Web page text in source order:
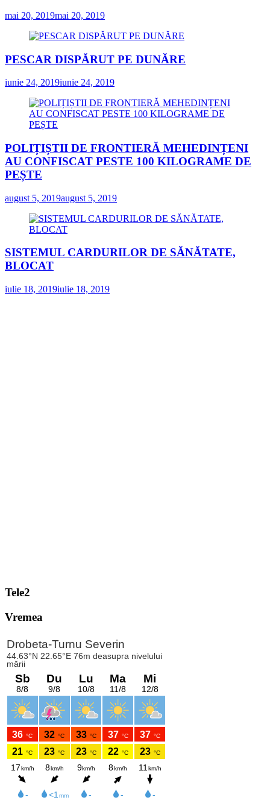
mai 20, 2019mai 20, 2019
PESCAR DISPĂRUT PE DUNĂRE
iunie 24, 2019iunie 24, 2019
POLIȚIȘTII DE FRONTIERĂ MEHEDINȚENI
AU CONFISCAT PESTE 100 KILOGRAME DE
PEȘTE
august 5, 2019august 5, 2019
SISTEMUL CARDURILOR DE SĂNĂTATE,
BLOCAT
iulie 18, 2019iulie 18, 2019
Tele2
Vremea